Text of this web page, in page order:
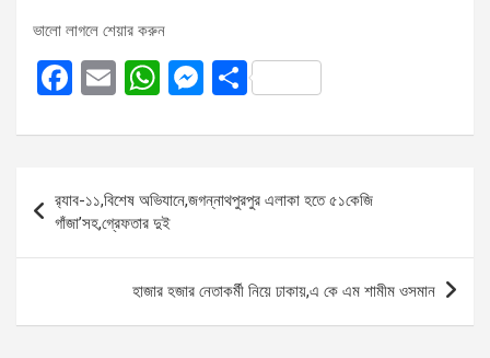
ভালো লাগলে শেয়ার করুন
F
ce
o
o
E
ail
W
at
A
p
p
M
se
g
er
S
ar
navigation
র‍্যাব-১১,বিশেষ অভিযানে,জগন্নাথপুরপুর এলাকা হতে ৫১কেজি
গাঁজা’সহ,গ্রেফতার দুই
হাজার হজার নেতাকর্মী নিয়ে ঢাকায়,এ কে এম শামীম ওসমান